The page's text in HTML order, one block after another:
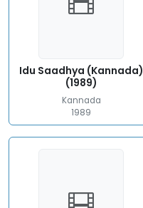
Idu Saadhya (Kannada)
(1989)
Kannada
1989